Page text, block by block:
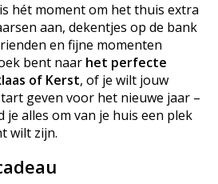
hét moment om het thuis extra
aan, dekentjes op de bank
en fijne momenten
bent naar het perfecte
of Kerst, of je wilt jouw
geven voor het nieuwe jaar –
je alles om van je huis een plek
wilt zijn.